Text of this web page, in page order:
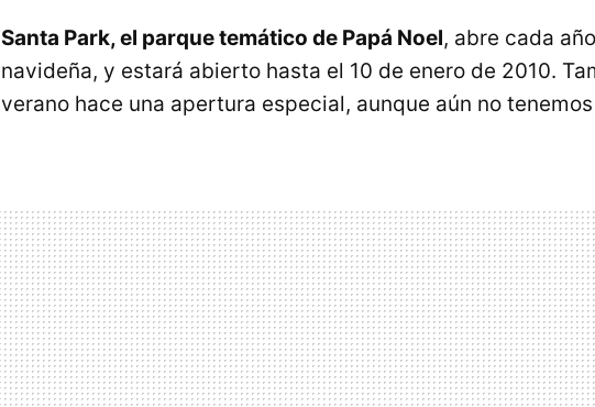
Santa Park, el parque temático de Papá Noel, abre cada
navideña, y estará abierto hasta el 10 de enero de 2010.
verano hace una apertura especial, aunque aún no